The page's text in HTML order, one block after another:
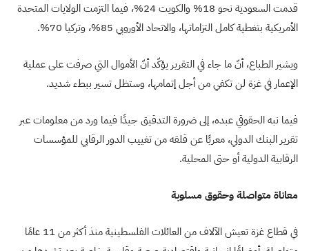
قدمت السعودية نحو 18% والكويت 24%، فيما التزمت الولايات المتحدة
الأمريكية بتغطية كامل التزاماتها، والاتحاد الأوروبي 85%، وتركيا 70
%.
ويشير الطباع، أنّ ما جاء في التقرير يؤكّد أنّ الأموال التي صرفت على عملية
الإعمار في غزة لن تكفي من أجل إتمامها، وستظل تسير ببطء شديد.
فيما نبه الحقوقي عبده، إلى ضرورة التدقيق جيدًا فيما ورد من معلومات عبر
تقرير البنك الدولي، معربًا عن قلقه من تغييب الدور الرقابي للمؤسسات
الرقابية الدولية أو حتى المحلية.
معاناة متواصلة وحقوق مسلوبة
في قطاع غزة تعيش الآلاف من العائلات الفلسطينية منذ أكثر من 11 عامًا